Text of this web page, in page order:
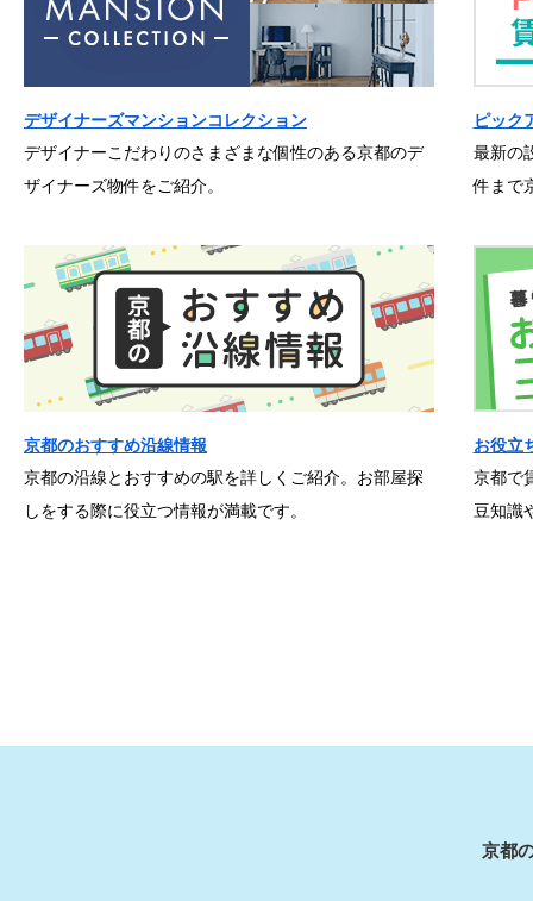
デザイナーズマンションコレクション
デザイナーこだわりのさまざまな個性のある京都のデ
ザイナーズ物件をご紹介。
ピック
最新の
件まで
京都のおすすめ沿線情報
京都の沿線とおすすめの駅を詳しくご紹介。お部屋探
しをする際に役立つ情報が満載です。
お役立
京都で
豆知識
京都